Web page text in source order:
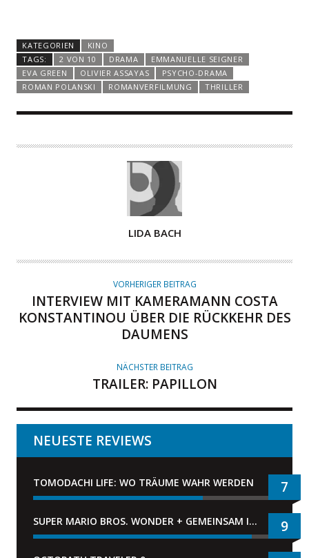
KATEGORIEN
KINO
TAGS:
2 VON 10 DRAMA
EMMANUELLE SEIGNER
EVA GREEN
OLIVIER ASSAYAS
PSYCHO-DRAMA
ROMAN POLANSKI
ROMANVERFILMUNG THRILLER
T
LIDA BACH
VORHERIGER BEITRAG
INTERVIEW MIT KAMERAMANN COSTA
KONSTANTINOU ÜBER DIE RÜCKKEHR DES
DAUMENS
NÄCHSTER BEITRAG
TRAILER: PAPILLON
NEUESTE REVIEWS
TOMODACHI LIFE: WO TRÄUME WAHR WERDEN 7
SUPER MARIO BROS. WONDER + GEMEINSAM IM BELLABEL-PARK 9